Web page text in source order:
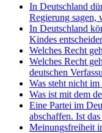
In Deutschland
Regierung sagen,
In Deutschland
Kindes
Welches Recht
Welches Recht
deutschen
Was steht nicht
Was ist mit dem
Eine Partei im
abschaffen. Ist
Meinungsfreiheit